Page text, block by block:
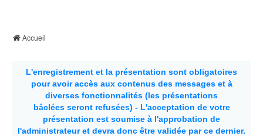
Accueil
L'enregistrement et la présentation sont obligatoires
pour avoir accès aux contenus des messages et à
diverses fonctionnalités (les présentations
bâclées seront refusées) - L'acceptation de votre
présentation est soumise à l'approbation de
l'administrateur et devra donc être validée par ce dernier.